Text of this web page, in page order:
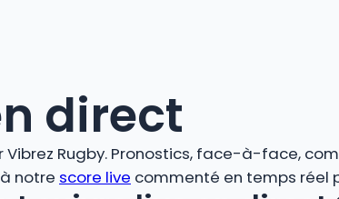
direct
Vibrez Rugby. Pronostics, face-à-face,
notre score live commenté en temps réel